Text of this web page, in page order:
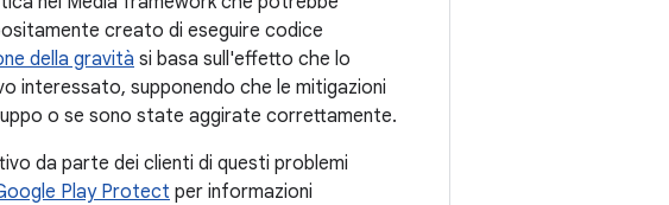
creato di eseguire codice
della gravità si basa sull'effetto che lo
interessato, supponendo che le mitigazioni
o se sono state aggirate correttamente.
da parte dei clienti di questi problemi
Play Protect per informazioni